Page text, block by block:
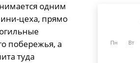
одним
цеха, прямо
побережья, а
туда
Пн Вт